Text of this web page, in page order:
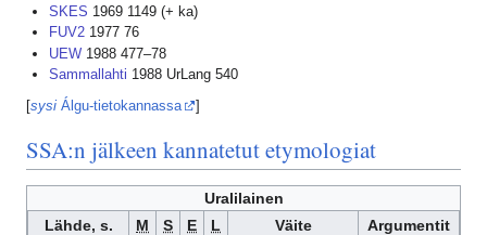
SKES 1969 1149 (+ ka)
FUV21977 76
UEW1988 477–78
Sammallahti 1988 UrLang 540
[sysi Álgu-tietokannassa ]
SSA:n jälkeen kannatetut etymologiat
Uralilainen
Lähde, s.
M S E L Väite
Argumentit